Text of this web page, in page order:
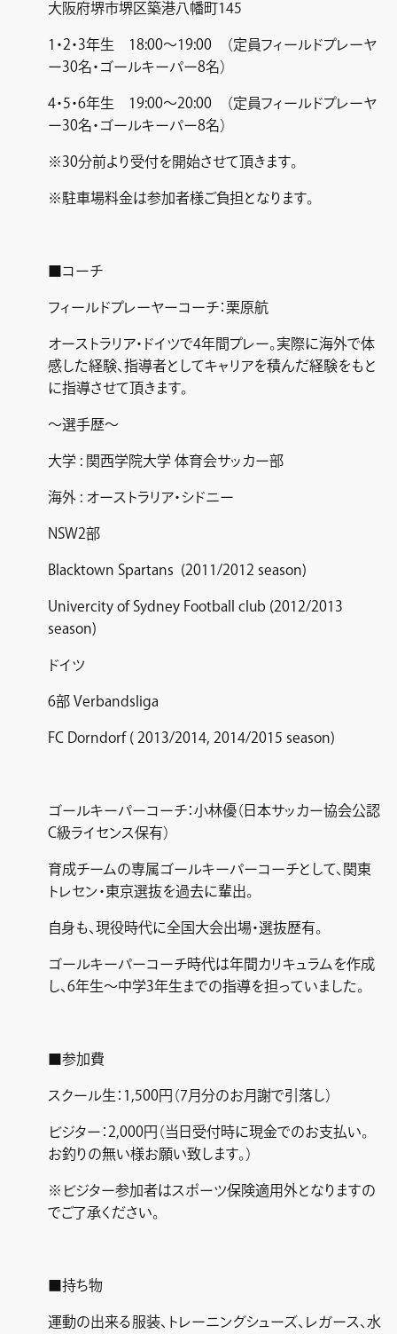
大阪府堺市堺区築港八幡町145
1・2・3年生 18:00～19:00 （定員フィールドプレーヤ
ー30名・ゴールキーパー8名）
4・5・6年生 19:00～20:00 （定員フィールドプレーヤ
ー30名・ゴールキーパー8名）
※30分前より受付を開始させて頂きます。
※駐車場料金は参加者様ご負担となります。
■コーチ
フィールドプレーヤーコーチ：栗原航
オーストラリア・ドイツで4年間プレー。実際に海外で体
感した経験、指導者としてキャリアを積んだ経験をもと
に指導させて頂きます。
～選手歴～
大学 : 関西学院大学 体育会サッカー部
海外 : オーストラリア・シドニー
NSW2部
Blacktown Spartans (2011/2012 season)
Univercity of Sydney Football club (2012/2013
season)
ドイツ
6部 Verbandsliga
FC Dorndorf ( 2013/2014, 2014/2015 season)
ゴールキーパーコーチ：小林優（日本サッカー協会公認
C級ライセンス保有）
育成チームの専属ゴールキーパーコーチとして、関東
トレセン・東京選抜を過去に輩出。
自身も、現役時代に全国大会出場・選抜歴有。
ゴールキーパーコーチ時代は年間カリキュラムを作成
し、6年生～中学3年生までの指導を担っていました。
■参加費
スクール生：1,500円（7月分のお月謝で引落し）
ビジター：2,000円（当日受付時に現金でのお支払い。
お釣りの無い様お願い致します。）
※ビジター参加者はスポーツ保険適用外となりますの
でご了承ください。
■持ち物
運動の出来る服装、トレーニングシューズ、レガース、水